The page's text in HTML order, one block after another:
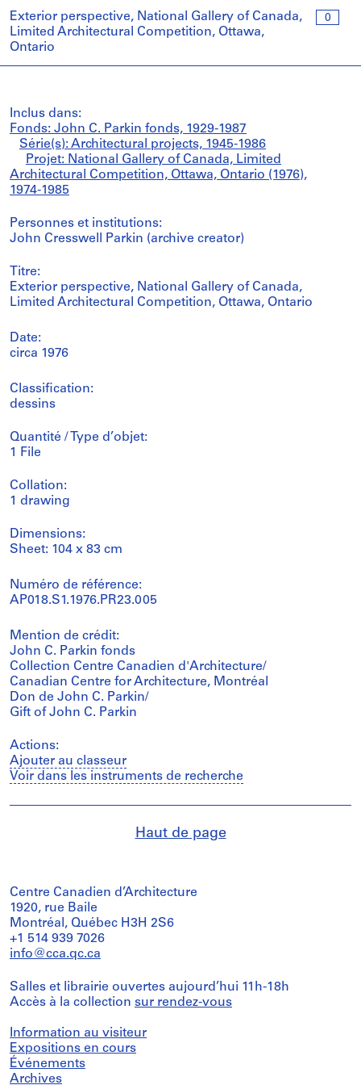
0
Exterior perspective, National Gallery of Canada,
Limited Architectural Competition, Ottawa,
Ontario
Inclus dans:
Fonds: John C. Parkin fonds, 1929-1987
Série(s): Architectural projects, 1945-1986
Projet: National Gallery of Canada, Limited
Architectural Competition, Ottawa, Ontario (1976),
1974-1985
Personnes et institutions:
John Cresswell Parkin (archive creator)
Titre:
Exterior perspective, National Gallery of Canada,
Limited Architectural Competition, Ottawa, Ontario
Date:
circa 1976
Classification:
dessins
Quantité / Type d’objet:
1 File
Collation:
1 drawing
Dimensions:
Sheet: 104 x 83 cm
Numéro de référence:
AP018.S1.1976.PR23.005
Mention de crédit:
John C. Parkin fonds
Collection Centre Canadien d'Architecture/
Canadian Centre for Architecture, Montréal
Don de John C. Parkin/
Gift of John C. Parkin
Actions:
Ajouter au classeur
Voir dans les instruments de recherche
Haut de page
Centre Canadien d’Architecture
1920, rue Baile
Montréal, Québec H3H 2S6
+1 514 939 7026
info@cca.qc.ca
Salles et librairie ouvertes aujourd’hui 11h-18h
Accès à la collection sur rendez-vous
Information au visiteur
Expositions en cours
Événements
Archives